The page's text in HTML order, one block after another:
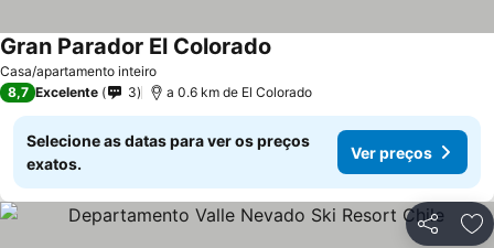
Casa/apartamento inteiro
Gran Parador El Colorado
8,7 Excelente 3 a 0.6 km de El Colorado
Selecione as datas para ver os preços
exatos.
Ver preços
Partilhar